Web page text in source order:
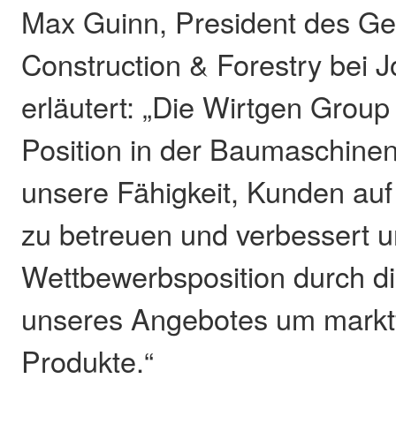
Max Guinn, President des
Construction & Forestry bei
erläutert: „Die Wirtgen
Position in der
unsere Fähigkeit, Kunden
zu betreuen und verbessert
Wettbewerbsposition durch
unseres Angebotes um
Produkte.“